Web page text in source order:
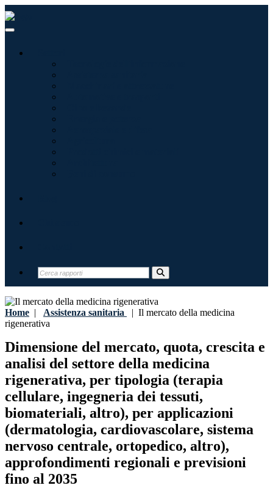
Home | Assistenza sanitaria | Il mercato della medicina
rigenerativa
Dimensione del mercato, quota, crescita e
analisi del settore della medicina
rigenerativa, per tipologia (terapia
cellulare, ingegneria dei tessuti,
biomateriali, altro), per applicazioni
(dermatologia, cardiovascolare, sistema
nervoso centrale, ortopedico, altro),
approfondimenti regionali e previsioni
fino al 2035